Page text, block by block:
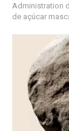
Administration
de açúcar